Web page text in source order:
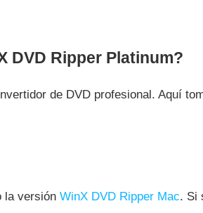
DVD Ripper Platinum?
de DVD profesional. Aquí
la versión WinX DVD Ripper Mac. Si